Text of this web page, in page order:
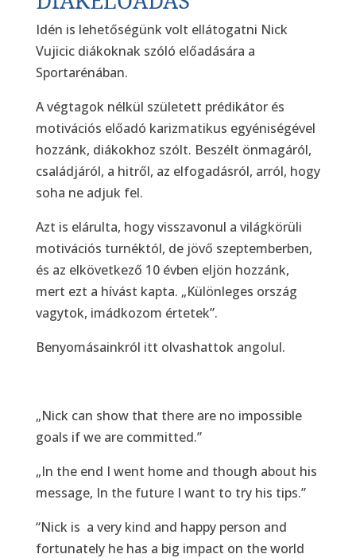
Idén is lehetőségünk volt ellátogatni Nick
Vujicic diákoknak szóló előadására a
Sportarénában.
A végtagok nélkül született prédikátor és
motivációs előadó karizmatikus egyéniségével
hozzánk, diákokhoz szólt. Beszélt önmagáról,
családjáról, a hitről, az elfogadásról, arról, hogy
soha ne adjuk fel.
Azt is elárulta, hogy visszavonul a világkörüli
motivációs turnéktól, de jövő szeptemberben,
és az elkövetkező 10 évben eljön hozzánk,
mert ezt a hívást kapta. „Különleges ország
vagytok, imádkozom értetek”.
Benyomásainkról itt olvashattok angolul.
„Nick can show that there are no impossible
goals if we are committed.”
„In the end I went home and though about his
message, In the future I want to try his tips.”
“Nick is a very kind and happy person and
fortunately he has a big impact on the world